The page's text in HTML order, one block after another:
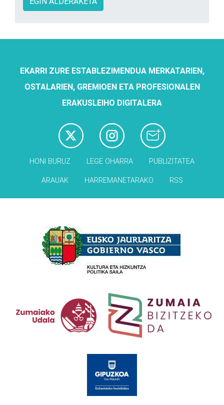
EKARRI ZURE ESTABLEZIMENDUA MERKATARIEN,
OSTALARIEN, GREMIOEN ETA PROFESIONALEN
ERAKUSLEIHO DIGITALERA
HONI BURUZ LEGE OHARRA PUBLIZITATEA
ARAUAK HARREMANETARAKO RSS